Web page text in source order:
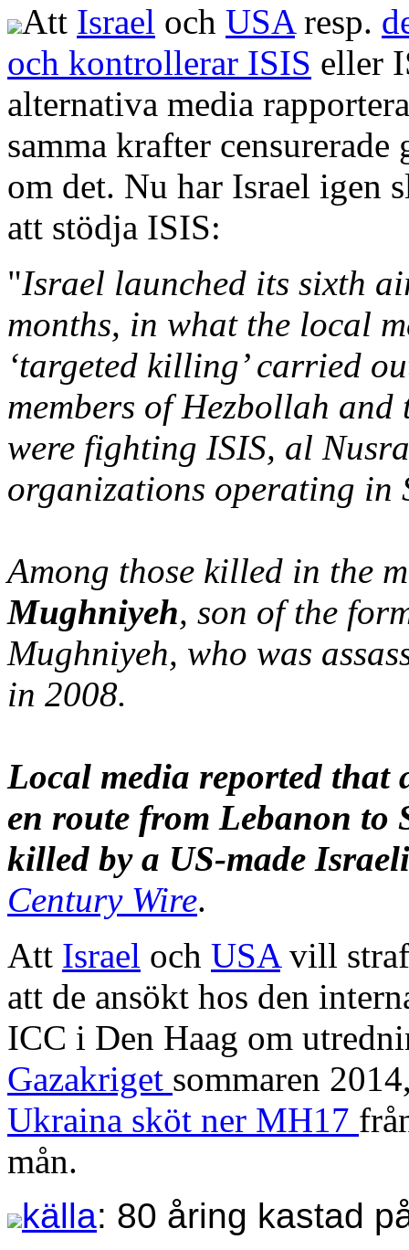
Att Israel och USAresp.
och kontrollerar ISIS eller
alternativa media
samma krafter
om det. Nu har Israel igen
att stödja ISIS:
"Israel launched its sixth
months, in what the local
‘targeted killing’ carried
members of Hezbollah
were fighting ISIS, al
organizations operating in
Among those killed in the
Mughniyeh, son of the
Mughniyeh, who was
in 2008.
Local media reported that
en route from Lebanon to
killed by a US-made
Century Wire.
Att Israel och USAvill
att de ansökt hos den
ICC i Den Haag om
Gazakriget sommaren
Ukraina sköt ner MH17
mån.
källa: 80 åring kastad